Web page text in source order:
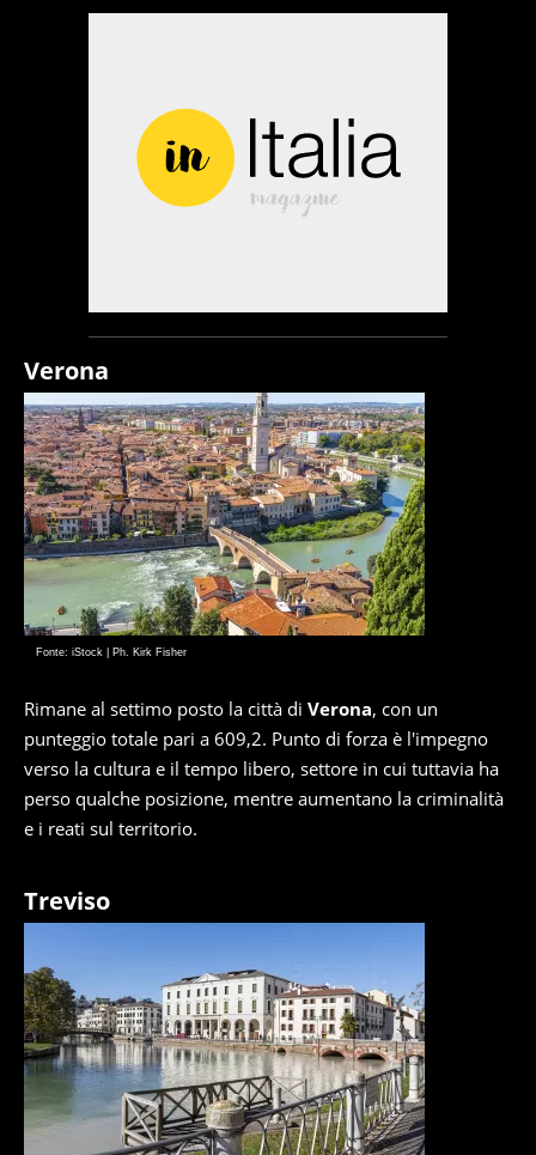
Verona
Fonte: iStock | Ph. Kirk Fisher
Rimane al settimo posto la città di Verona, con un
punteggio totale pari a 609,2. Punto di forza è l'impegno
verso la cultura e il tempo libero, settore in cui tuttavia ha
perso qualche posizione, mentre aumentano la criminalità
e i reati sul territorio.
Treviso